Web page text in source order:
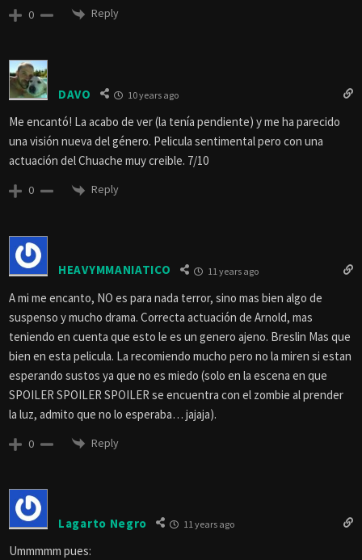
0 Reply
DAVO 10 years ago
Me encantó! La acabo de ver (la tenía pendiente) y me ha parecido
una visión nueva del género. Pelicula sentimental pero con una
actuación del Chuache muy creible. 7/10
0 Reply
HEAVYMMANIATICO 11 years ago
A mi me encanto, NO es para nada terror, sino mas bien algo de
suspenso y mucho drama. Correcta actuación de Arnold, mas
teniendo en cuenta que esto le es un genero ajeno. Breslin Mas que
bien en esta pelicula. La recomiendo mucho pero no la miren si estan
esperando sustos ya que no es miedo (solo en la escena en que
SPOILER SPOILER SPOILER se encuentra con el zombie al prender
la luz, admito que no lo esperaba… jajaja).
0 Reply
Lagarto Negro 11 years ago
Ummmmm pues: